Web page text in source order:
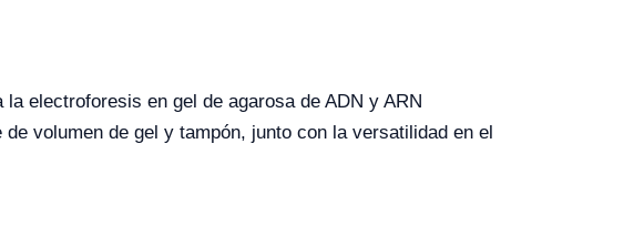
electroforesis en gel de agarosa de ADN y ARN
volumen de gel y tampón, junto con la versatilidad en el